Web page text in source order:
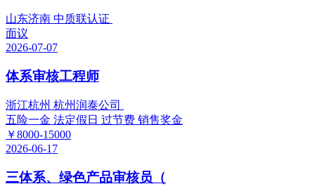
山东济南 中质联认证
面议
2026-07-07
体系审核工程师
浙江杭州 杭州润泰公司
五险一金 法定假日 过节费 销售奖金
￥8000-15000
2026-06-17
三体系、绿色产品审核员（